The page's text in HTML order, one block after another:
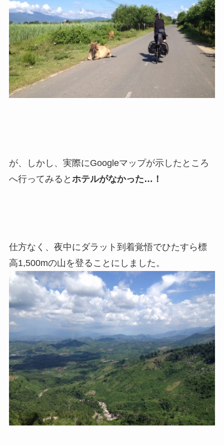
が、しかし、実際にGoogleマップが示したところ
へ行ってみると ホテルがなかった…！
仕方なく、夜中にダラット到着覚悟でひたすら標
高1,500mの山を登ることにしました。